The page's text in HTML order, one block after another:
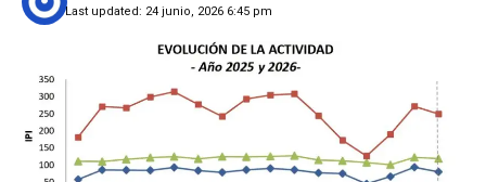
Last updated: 24 junio, 2026 6:45 pm